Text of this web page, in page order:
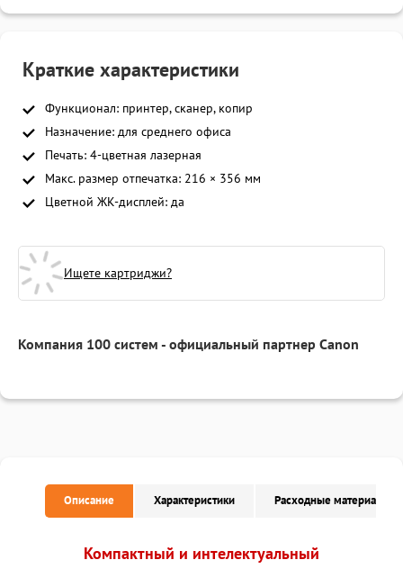
Краткие характеристики
Функционал: принтер, сканер, копир
Назначение: для среднего офиса
Печать: 4-цветная лазерная
Макс. размер отпечатка: 216 × 356 мм
Цветной ЖК-дисплей: да
Ищете картриджи?
Компания 100 систем - официальный партнер Canon
Описание Характеристики Расходные материалы
Компактный и интелектуальный